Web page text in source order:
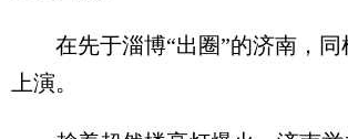
在先于淄博“出圈”的济南，同
上演。